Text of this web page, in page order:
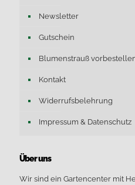
Newsletter
Gutschein
Blumenstrauß
Kontakt
Widerrufsbelehrung
Impressum & Datenschutz
Über uns
Wir sind ein Gartencenter mit